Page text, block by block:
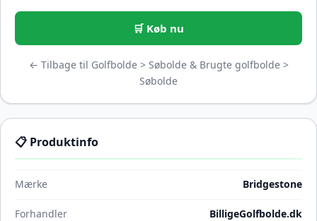
🛒 Køb nu
← Tilbage til Golfbolde > Søbolde & Brugte golfbolde >
Søbolde
📋 Produktinfo
Mærke Bridgestone
Forhandler BilligeGolfbolde.dk